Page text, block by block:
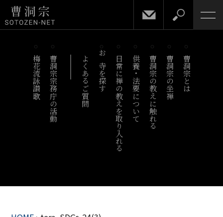
梅花流詠讃歌 曹洞宗宗務庁の活動 よくあるご質問 お寺を探す 日常に禅の教えを取り入れる供養・法要について曹洞宗の教えに触れる 曹洞宗の坐禅 曹洞宗とは